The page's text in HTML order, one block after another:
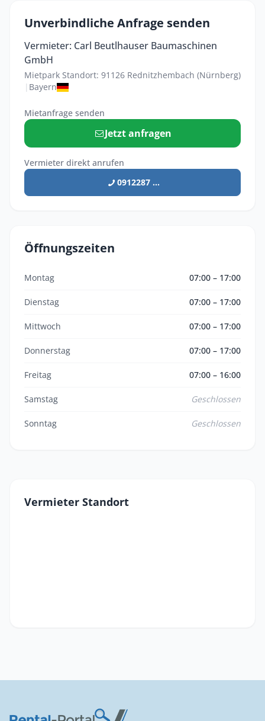
Unverbindliche Anfrage senden
Vermieter: Carl Beutlhauser Baumaschinen
GmbH
Mietpark Standort: 91126 Rednitzhembach (Nürnberg)
| Bayern
Mietanfrage senden
Jetzt anfragen
Vermieter direkt anrufen
0912287 ...
Öffnungszeiten
Montag 07:00 – 17:00
Dienstag 07:00 – 17:00
Mittwoch 07:00 – 17:00
Donnerstag 07:00 – 17:00
Freitag 07:00 – 16:00
Samstag Geschlossen
Sonntag Geschlossen
Vermieter Standort